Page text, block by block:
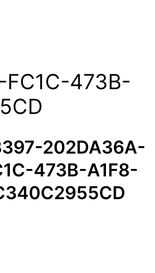
473B-
202DA36A-
473B-A1F8-